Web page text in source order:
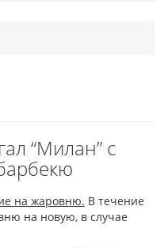
“Милан” с
на жаровню. В течение
на новую, в случае